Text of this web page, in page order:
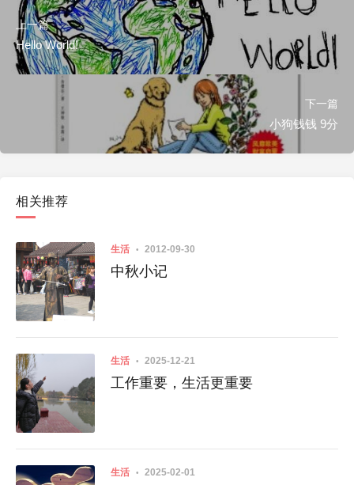
上一篇
Hello World!
下一篇
小狗钱钱 9分
相关推荐
生活 2012-09-30
中秋小记
生活 2025-12-21
工作重要，生活更重要
生活 2025-02-01